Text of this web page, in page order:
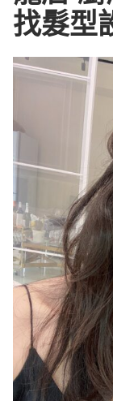
找髮型